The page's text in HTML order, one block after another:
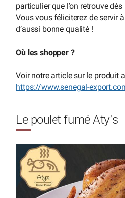
particulier que l’on retrouve
Vous vous féliciterez de servir
d’aussi bonne qualité !
Où les shopper ?
Voir notre article sur le produit
https://www.senegal-
Le poulet fumé Aty’s